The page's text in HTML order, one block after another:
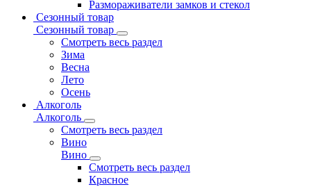
Размораживатели замков и стекол
Сезонный товар
Сезонный товар
Смотреть весь раздел
Зима
Весна
Лето
Осень
Алкоголь
Алкоголь
Смотреть весь раздел
Вино
Вино
Смотреть весь раздел
Красное